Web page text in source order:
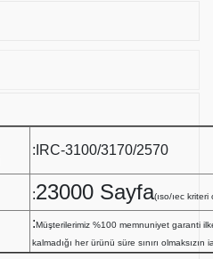
:IRC-3100/3170/2570
:23000 Sayfa(ıso/ıec
:Müşterilerimiz %100 memnuniyet garanti
kalmadığı her ürünü süre sınırı olmaksızın